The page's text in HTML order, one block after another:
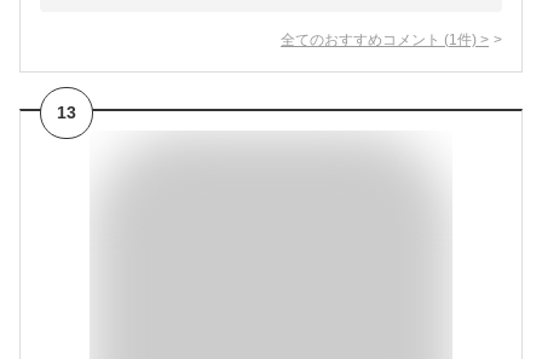
全てのおすすめコメント (1 件) >
13